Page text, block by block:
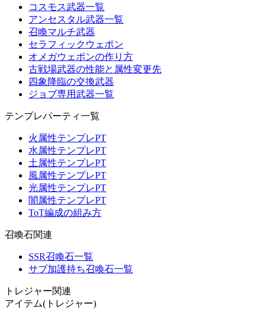
コスモス武器一覧
アンセスタル武器一覧
召喚マルチ武器
セラフィックウェポン
オメガウェポンの作り方
古戦場武器の性能と属性変更先
四象降臨の交換武器
ジョブ専用武器一覧
テンプレパーティ一覧
火属性テンプレPT
水属性テンプレPT
土属性テンプレPT
風属性テンプレPT
光属性テンプレPT
闇属性テンプレPT
ToT編成の組み方
召喚石関連
SSR召喚石一覧
サブ加護持ち召喚石一覧
トレジャー関連
アイテム(トレジャー)